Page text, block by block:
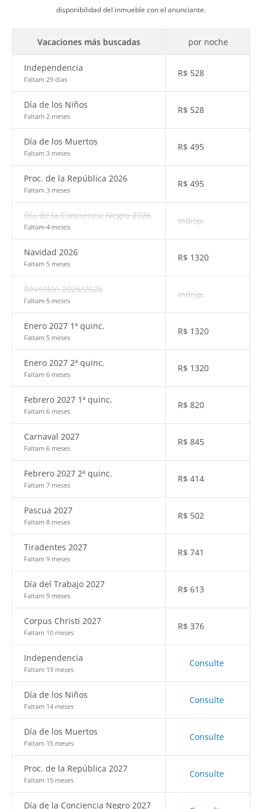
disponibilidad del inmueble con el anunciante.
Vacaciones más buscadas por noche
Independencia
Faltam 29 dias
R$ 528
Día de los Niños
Faltam 2 meses
R$ 528
Día de los Muertos
Faltam 3 meses
R$ 495
Proc. de la República 2026
Faltam 3 meses
R$ 495
Día de la Conciencia Negro 2026
Faltam 4 meses
Indisp.
Navidad 2026
Faltam 5 meses
R$ 1320
Réveillon 2026/2026
Faltam 5 meses
Indisp.
Enero 2027 1ª quinc.
Faltam 5 meses
R$ 1320
Enero 2027 2ª quinc.
Faltam 6 meses
R$ 1320
Febrero 2027 1ª quinc.
Faltam 6 meses
R$ 820
Carnaval 2027
Faltam 6 meses
R$ 845
Febrero 2027 2ª quinc.
Faltam 7 meses
R$ 414
Pascua 2027
Faltam 8 meses
R$ 502
Tiradentes 2027
Faltam 9 meses
R$ 741
Día del Trabajo 2027
Faltam 9 meses
R$ 613
Corpus Christi 2027
Faltam 10 meses
R$ 376
Independencia
Faltam 13 meses
Consulte
Día de los Niños
Faltam 14 meses
Consulte
Día de los Muertos
Faltam 15 meses
Consulte
Proc. de la República 2027
Faltam 15 meses
Consulte
Día de la Conciencia Negro 2027